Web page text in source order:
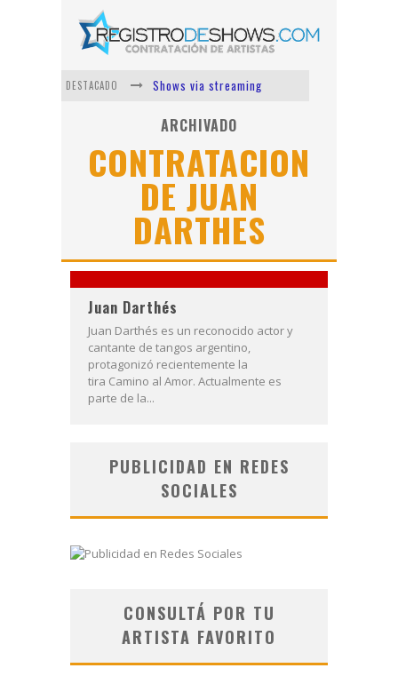
DESTACADO
Shows via streaming
Lit Killah
Nicki Nicole
Duki
Vi Em
Los Ángeles Azules
ARCHIVADO
CONTRATACION
DE JUAN
DARTHES
Juan Darthés
Juan Darthés es un reconocido actor y
cantante de tangos argentino,
protagonizó recientemente la
tira Camino al Amor. Actualmente es
parte de la...
PUBLICIDAD EN REDES
SOCIALES
CONSULTÁ POR TU
ARTISTA FAVORITO